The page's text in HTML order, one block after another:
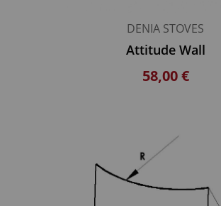
DENIA STOVES
Attitude Wall
58,00 €